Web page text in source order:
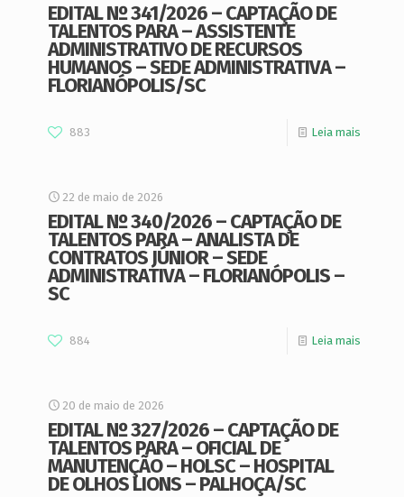
EDITAL Nº 341/2026 – CAPTAÇÃO DE
TALENTOS PARA – ASSISTENTE
ADMINISTRATIVO DE RECURSOS
HUMANOS – SEDE ADMINISTRATIVA –
FLORIANÓPOLIS/SC
883 Leia mais
22 de maio de 2026
EDITAL Nº 340/2026 – CAPTAÇÃO DE
TALENTOS PARA – ANALISTA DE
CONTRATOS JÚNIOR – SEDE
ADMINISTRATIVA – FLORIANÓPOLIS –
SC
884 Leia mais
20 de maio de 2026
EDITAL Nº 327/2026 – CAPTAÇÃO DE
TALENTOS PARA – OFICIAL DE
MANUTENÇÃO – HOLSC – HOSPITAL
DE OLHOS LIONS – PALHOÇA/SC